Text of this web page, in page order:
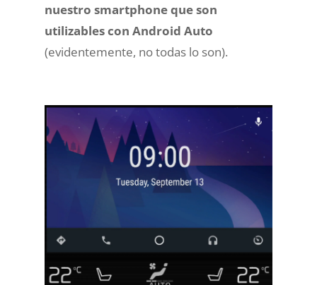
nuestro smartphone que son
utilizables con Android Auto
(evidentemente, no todas lo son).